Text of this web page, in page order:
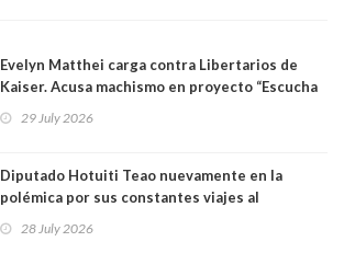
Evelyn Matthei carga contra Libertarios de
Kaiser. Acusa machismo en proyecto “Escucha
"¿Cómo puede haber alguien tan enfermo del
29 July 2026
Diputado Hotuiti Teao nuevamente en la
polémica por sus constantes viajes al
vacaciones para irse a Londres y Paris por 18
28 July 2026